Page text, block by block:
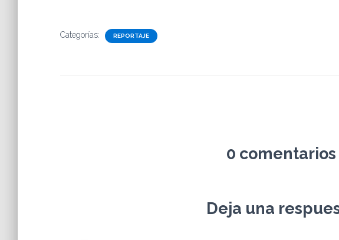
Categorías: REPORTAJE
0 comentarios
Deja una